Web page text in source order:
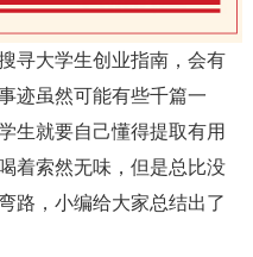
寻大学生创业指南，会有
迹虽然可能有些千篇一
生就要自己懂得提取有用
着索然无味，但是总比没
路，小编给大家总结出了